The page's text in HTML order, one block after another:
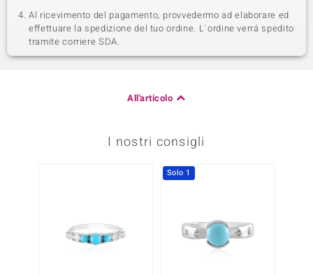
Al ricevimento del pagamento, provvedermo ad elaborare ed
effettuare la spedizione del tuo ordine. L´ordine verrá spedito
tramite corriere SDA.
All'articolo
I nostri consigli
Solo 1